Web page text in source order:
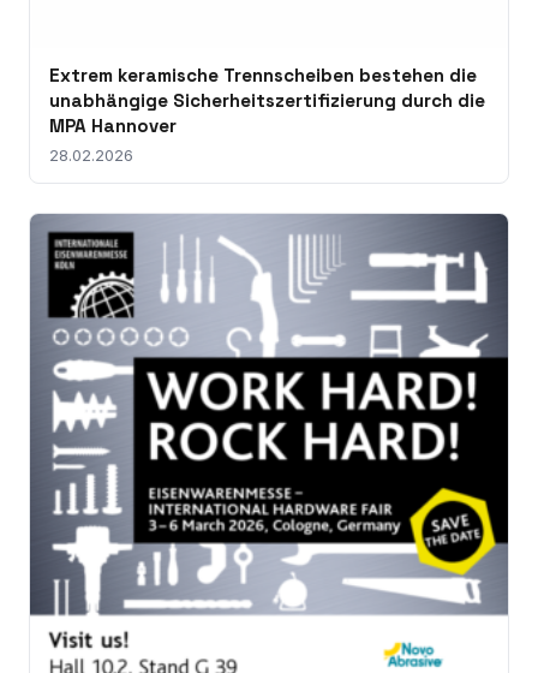
Extrem keramische Trennscheiben bestehen die
unabhängige Sicherheitszertifizierung durch die
MPA Hannover
28.02.2026